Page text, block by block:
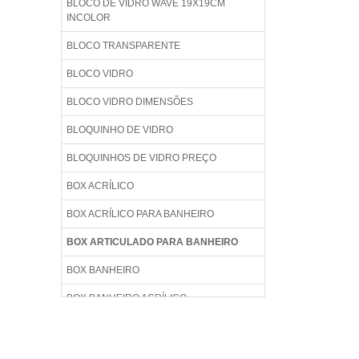
BLOCO DE VIDRO WAVE 19X19CM
INCOLOR
BLOCO TRANSPARENTE
BLOCO VIDRO
BLOCO VIDRO DIMENSÕES
BLOQUINHO DE VIDRO
BLOQUINHOS DE VIDRO PREÇO
BOX ACRÍLICO
BOX ACRÍLICO PARA BANHEIRO
BOX ARTICULADO PARA BANHEIRO
BOX BANHEIRO
BOX BANHEIRO ACRÍLICO